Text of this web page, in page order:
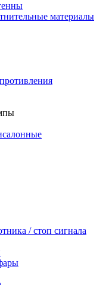
материалы
/ стоп сигнала